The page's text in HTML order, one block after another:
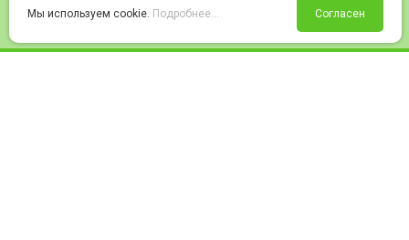
Войти Избранное Корзина
Мы используем cookie. Подробнее... Согласен